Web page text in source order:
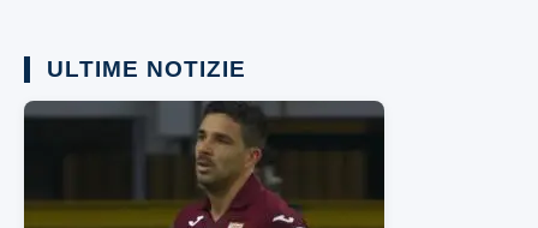
ULTIME NOTIZIE